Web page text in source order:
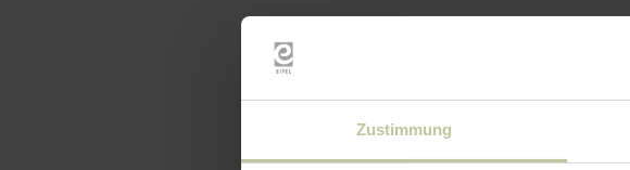
Zustimmung
Nom de la visite guidée